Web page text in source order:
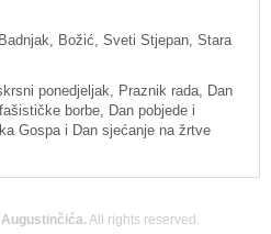
Božić, Sveti Stjepan, Stara
ponedjeljak, Praznik rada, Dan
borbe, Dan pobjede i
Gospa i Dan sjećanje na žrtve
All rights reserved.